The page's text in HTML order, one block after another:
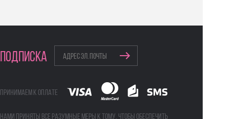
ПОДПИСКА
Принимаем к оплате
Нами приняты все разумные меры к тому, чтобы обеспечить